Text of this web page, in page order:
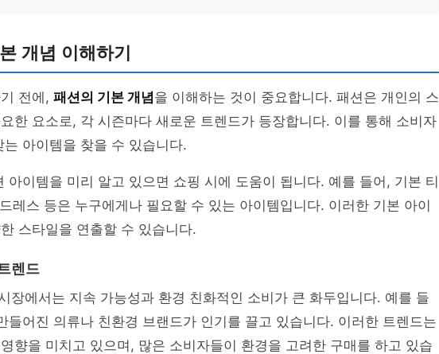
개념 이해하기
전에, 패션의 기본 개념을 이해하는 것이 중요합니다. 패션은 개인의 스
한 요소로, 각 시즌마다 새로운 트렌드가 등장합니다. 이를 통해 소비자
아이템을 찾을 수 있습니다.
아이템을 미리 알고 있으면 쇼핑 시에 도움이 됩니다. 예를 들어, 기본 티
레스 등은 누구에게나 필요할 수 있는 아이템입니다. 이러한 기본 아이
스타일을 연출할 수 있습니다.
렌드
장에서는 지속 가능성과 환경 친화적인 소비가 큰 화두입니다. 예를 들
들어진 의류나 친환경 브랜드가 인기를 끌고 있습니다. 이러한 트렌드는
향을 미치고 있으며, 많은 소비자들이 환경을 고려한 구매를 하고 있습